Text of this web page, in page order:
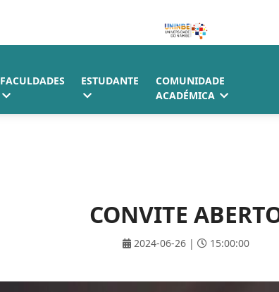
FACULDADES ESTUDANTE
COMUNIDADE
ACADÉMICA
CONVITE
2024-06-26 | 15:00:00